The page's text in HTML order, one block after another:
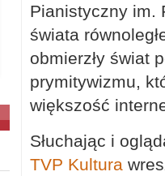
Pianistyczny im.
świata
obmierzły świat
prymitywizmu,
większość
Słuchając i
TVP Kultura